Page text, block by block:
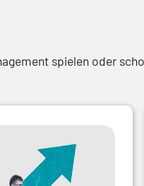
spielen oder